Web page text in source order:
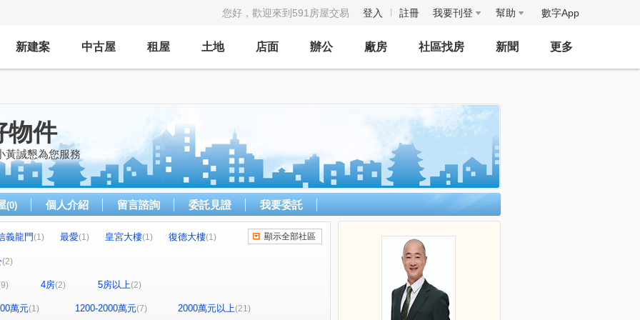
您好，歡迎來到591房屋交易 登入 註冊 我要刊登 幫助 數字App
新建案 中古屋 租屋 土地 店面 辦公 廠房 社區找房 新聞 更多
物件
黃誠懇為您服務
(0) 個人介紹 留言諮詢 委託見證 我要委託
義龍門(1) 最愛(1) 皇宮大樓(1) 復德大樓(1)
三段 迪化街二段 (1) 泉源路
景華街(1) 臨沂街(1) 新生北路三段 (1)
顯示全部社區
(2)
4房(2) 5房以上(2)
萬元(1) 1200-2000萬元(7) 2000萬元以上(21)